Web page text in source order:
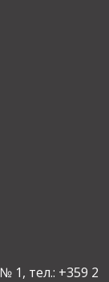
1, тел.: +359 2